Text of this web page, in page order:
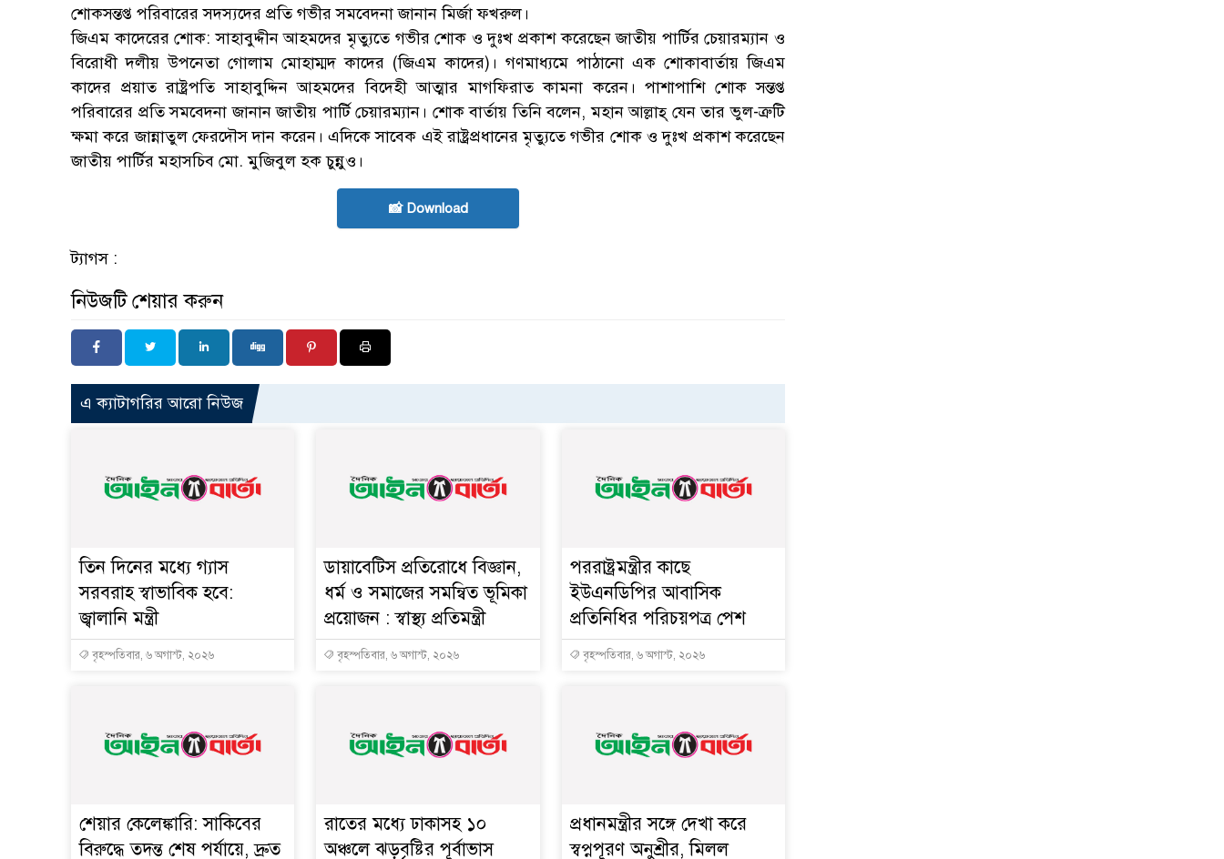
শোকসন্তপ্ত পরিবারের সদস্যদের প্রতি গভীর সমবেদনা জানান মির্জা ফখরুল।
জিএম কাদেরের শোক: সাহাবুদ্দীন আহমদের মৃত্যুতে গভীর শোক ও দুঃখ প্রকাশ করেছেন জাতীয় পার্টির চেয়ারম্যান ও
বিরোধী দলীয় উপনেতা গোলাম মোহাম্মদ কাদের (জিএম কাদের)। গণমাধ্যমে পাঠানো এক শোকাবার্তায় জিএম
কাদের প্রয়াত রাষ্ট্রপতি সাহাবুদ্দিন আহমদের বিদেহী আত্মার মাগফিরাত কামনা করেন। পাশাপাশি শোক সন্তপ্ত
পরিবারের প্রতি সমবেদনা জানান জাতীয় পার্টি চেয়ারম্যান। শোক বার্তায় তিনি বলেন, মহান আল্লাহ্ যেন তার ভুল-ত্রুটি
ক্ষমা করে জান্নাতুল ফেরদৌস দান করেন। এদিকে সাবেক এই রাষ্ট্রপ্রধানের মৃত্যুতে গভীর শোক ও দুঃখ প্রকাশ করেছেন
জাতীয় পার্টির মহাসচিব মো. মুজিবুল হক চুন্নুও।
📸 Download
ট্যাগস :
নিউজটি শেয়ার করুন
এ ক্যাটাগরির আরো নিউজ
তিন দিনের মধ্যে গ্যাস
সরবরাহ স্বাভাবিক হবে:
জ্বালানি মন্ত্রী
বৃহস্পতিবার, ৬ অগাস্ট, ২০২৬
ডায়াবেটিস প্রতিরোধে বিজ্ঞান,
ধর্ম ও সমাজের সমন্বিত ভূমিকা
প্রয়োজন : স্বাস্থ্য প্রতিমন্ত্রী
বৃহস্পতিবার, ৬ অগাস্ট, ২০২৬
পররাষ্ট্রমন্ত্রীর কা‌ছে
ইউএনডিপির আবাসিক
প্রতিনিধির পরিচয়পত্র পেশ
বৃহস্পতিবার, ৬ অগাস্ট, ২০২৬
শেয়ার কেলেঙ্কারি: সাকিবের
বিরুদ্ধে তদন্ত শেষ পর্যায়ে, দ্রুত
রাতের মধ্যে ঢাকাসহ ১০
অঞ্চলে ঝড়বৃষ্টির পূর্বাভাস
প্রধানমন্ত্রীর সঙ্গে দেখা করে
স্বপ্নপূরণ অনুশ্রীর, মিলল